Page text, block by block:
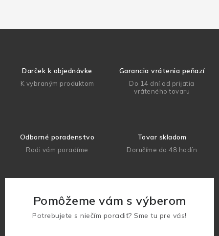
Darček k objednávke
K vybraným produktom
Garancia vrátenia peňazí
Do 14 dní od prijatia
vráteného tovaru
Odborné poradenstvo
Radi vám poradíme
Tovar skladom
Doručíme do 48 hodín
Pomôžeme vám s výberom
Potrebujete s niečím poradiť? Sme tu pre vás!